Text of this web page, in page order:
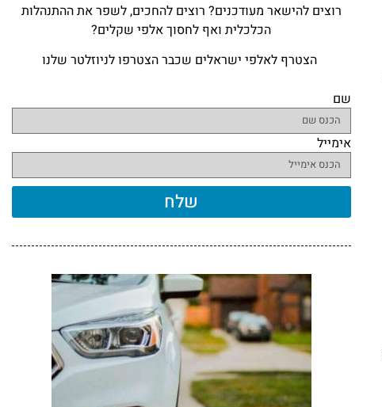
רוצים להישאר מעודכנים? רוצים להחכים, לשפר את ההתנהלות
הכלכלית ואף לחסוך אלפי שקלים?
הצטרף לאלפי ישראלים שכבר הצטרפו לניוזלטר שלנו
שם
אימייל
שלח